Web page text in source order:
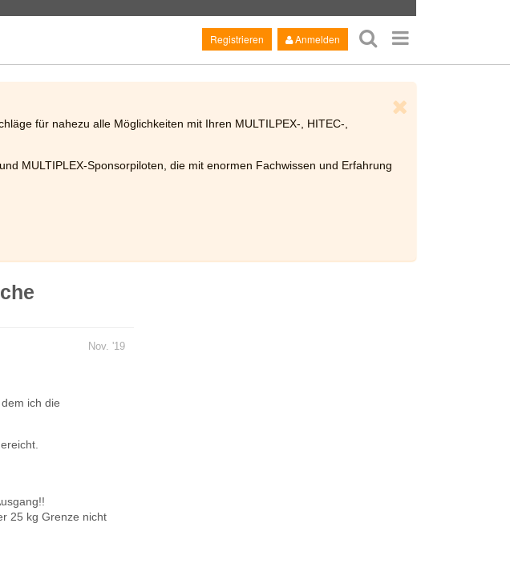
Registrieren Anmelden
für nahezu alle Möglichkeiten mit Ihren MULTILPEX-, HITEC-,
MULTIPLEX-Sponsorpiloten, die mit enormen Fachwissen und Erfahrung
Nov. '19
ich die
25 kg Grenze nicht